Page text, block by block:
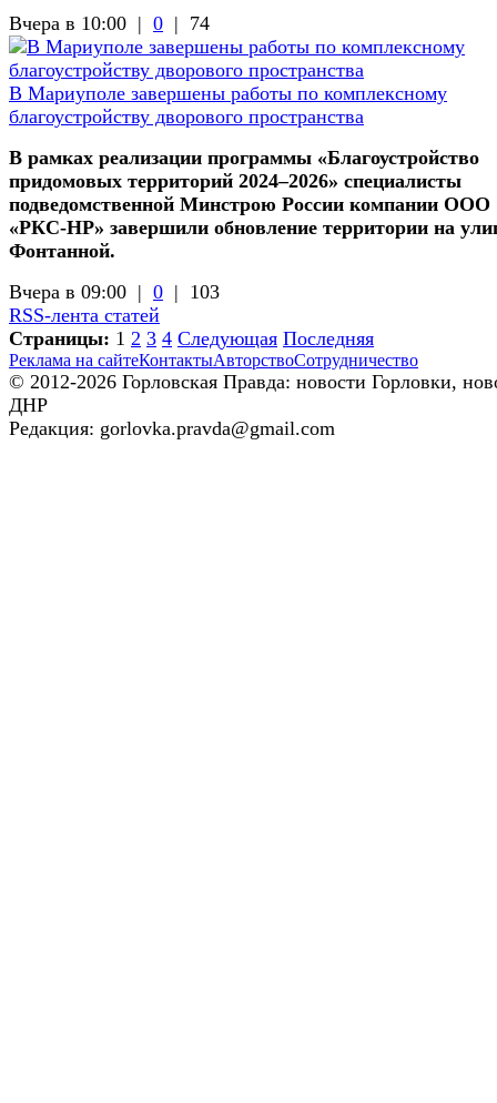
Вчера в 10:00 | 0 | 74
В Мариуполе завершены работы по комплексному
благоустройству дворового пространства
В рамках реализации программы «Благоустройство
придомовых территорий 2024–2026» специалисты
подведомственной Минстрою России компании ООО
«РКС-НР» завершили обновление территории на
Фонтанной.
Вчера в 09:00 | 0 | 103
RSS-лента статей
Страницы: 1 2 3 4 Следующая Последняя
Реклама на сайтеКонтактыАвторствоСотрудничество
© 2012-2026 Горловская Правда: новости Горловки,
ДНР
Редакция: gorlovka.pravda@gmail.com